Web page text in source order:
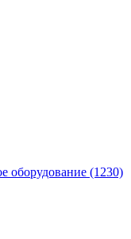
оборудование (1230)